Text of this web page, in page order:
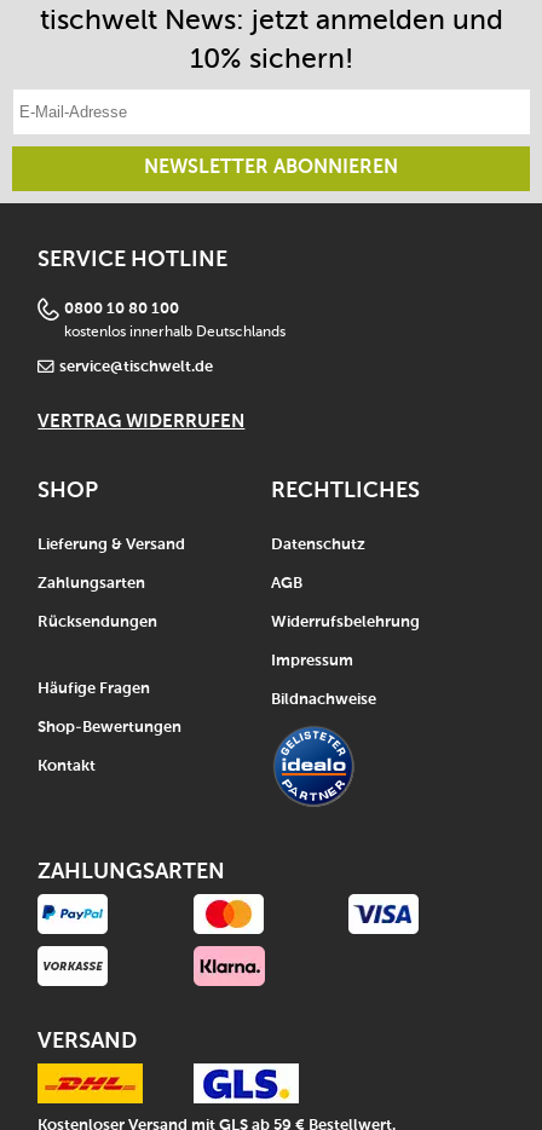
tischwelt News: jetzt anmelden und
10% sichern!
E-Mail-Adresse eintragen
NEWSLETTER ABONNIEREN
SERVICE HOTLINE
0800 10 80 100
kostenlos innerhalb Deutschlands
service@tischwelt.de
VERTRAG WIDERRUFEN
SHOP
Lieferung & Versand
Zahlungsarten
Rücksendungen
Häufige Fragen
Shop-Bewertungen
Kontakt
RECHTLICHES
Datenschutz
AGB
Widerrufsbelehrung
Impressum
Bildnachweise
ZAHLUNGSARTEN
VERSAND
Kostenloser Versand mit GLS ab 59 € Bestellwert.